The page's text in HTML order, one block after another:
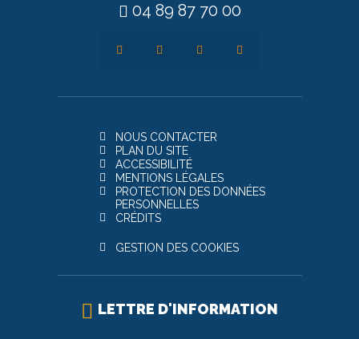
04 89 87 70 00
NOUS CONTACTER
PLAN DU SITE
ACCESSIBILITÉ
MENTIONS LÉGALES
PROTECTION DES DONNÉES
PERSONNELLES
CRÉDITS
GESTION DES COOKIES
LETTRE D'INFORMATION